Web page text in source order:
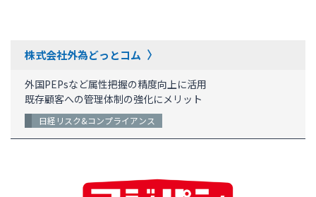
株式会社外為どっとコム
外国PEPsなど属性把握の精度向上に活用
既存顧客への管理体制の強化にメリット
日経リスク&コンプライアンス